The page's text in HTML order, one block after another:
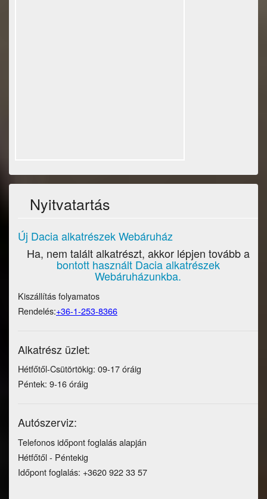
Nyitvatartás
Új Dacia alkatrészek Webáruház
Ha, nem talált alkatrészt, akkor lépjen tovább a
bontott használt Dacia alkatrészek
Webáruházunkba.
Kiszállítás folyamatos
Rendelés:+36-1-253-8366
Alkatrész üzlet:
Hétfőtől-Csütörtökig: 09-17 óráig
Péntek: 9-16 óráig
Autószerviz:
Telefonos időpont foglalás alapján
Hétfőtől - Péntekig
Időpont foglalás: +3620 922 33 57